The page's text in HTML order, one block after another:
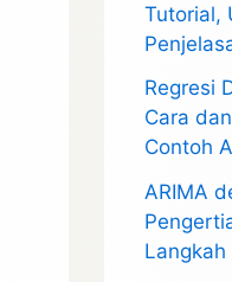
Tutorial,
Regresi
Cara
Contoh
ARIMA
Langkah